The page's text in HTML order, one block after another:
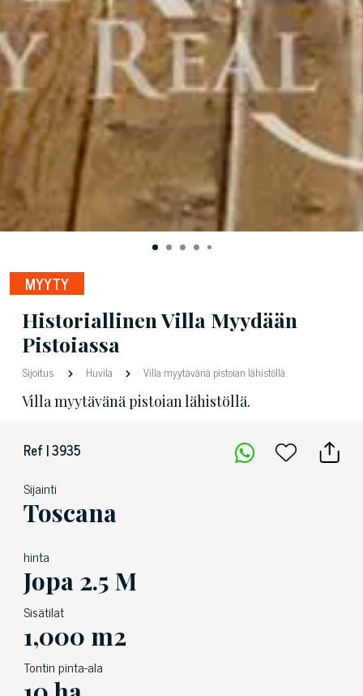
MYYTY
Historiallinen Villa Myydään
Pistoiassa
Sijoitus Huvila Villa myytävänä pistoian lähistöllä.
Villa myytävänä pistoian lähistöllä.
Ref | 3935
Sijainti
Toscana
hinta
Jopa 2.5 M
Sisätilat
1,000 m2
Tontin pinta-ala